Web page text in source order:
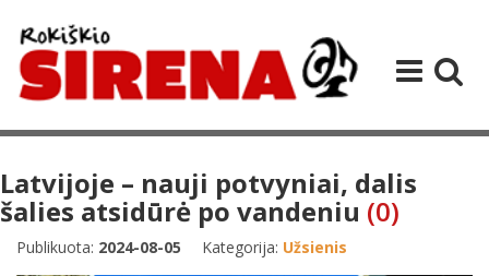
Latvijoje – nauji potvyniai, dalis
šalies atsidūrė po vandeniu (0)
Publikuota: 2024-08-05 Kategorija: Užsienis